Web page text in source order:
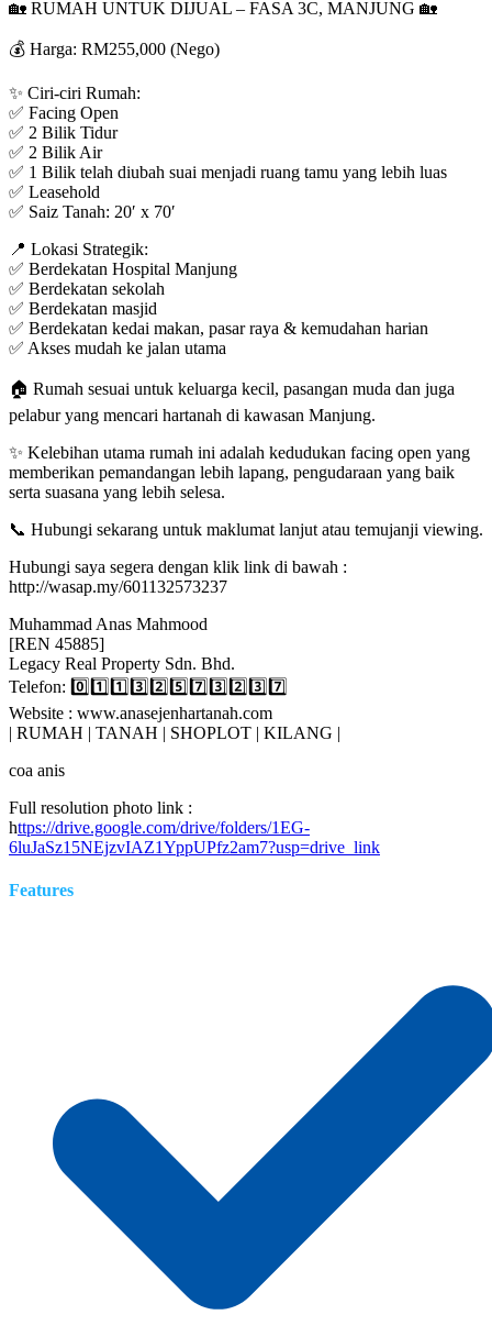
🏡 RUMAH UNTUK DIJUAL – FASA 3C, MANJUNG 🏡
💰 Harga: RM255,000 (Nego)
✨ Ciri-ciri Rumah:
✅ Facing Open
✅ 2 Bilik Tidur
✅ 2 Bilik Air
✅ 1 Bilik telah diubah suai menjadi ruang tamu yang lebih luas
✅ Leasehold
✅ Saiz Tanah: 20′ x 70′
📍 Lokasi Strategik:
✅ Berdekatan Hospital Manjung
✅ Berdekatan sekolah
✅ Berdekatan masjid
✅ Berdekatan kedai makan, pasar raya & kemudahan harian
✅ Akses mudah ke jalan utama
🏠 Rumah sesuai untuk keluarga kecil, pasangan muda dan juga
pelabur yang mencari hartanah di kawasan Manjung.
✨ Kelebihan utama rumah ini adalah kedudukan facing open yang
memberikan pemandangan lebih lapang, pengudaraan yang baik
serta suasana yang lebih selesa.
📞 Hubungi sekarang untuk maklumat lanjut atau temujanji viewing.
Hubungi saya segera dengan klik link di bawah :
http://wasap.my/601132573237
Muhammad Anas Mahmood
[REN 45885]
Legacy Real Property Sdn. Bhd.
Telefon: 0️⃣1️⃣1️⃣3️⃣2️⃣5️⃣7️⃣3️⃣2️⃣3️⃣7️⃣
Website : www.anasejenhartanah.com
| RUMAH | TANAH | SHOPLOT | KILANG |
coa anis
Full resolution photo link :
https://drive.google.com/drive/folders/1EG-
6luJaSz15NEjzvIAZ1YppUPfz2am7?usp=drive_link
Features